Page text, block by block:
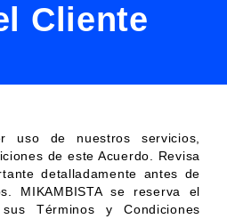
Cliente
uso de nuestros servicios,
de este Acuerdo. Revisa
detalladamente antes de
MIKAMBISTA se reserva el
Términos y Condiciones